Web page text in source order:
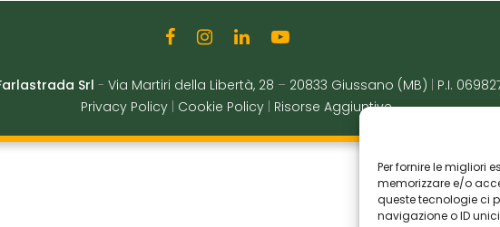
Per fornire le migliori
memorizzare e/o
queste tecnologie ci
navigazione o ID
Srl - Via Martiri della Libertà, 28 – 20833 Giussano (MB)
P.I.
Privacy Policy
Cookie Policy Risorse Aggiuntive